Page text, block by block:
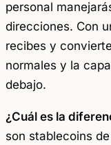
personal
direcciones. Con
recibes y
normales y la
debajo.
¿Cuál es la
son stablecoins